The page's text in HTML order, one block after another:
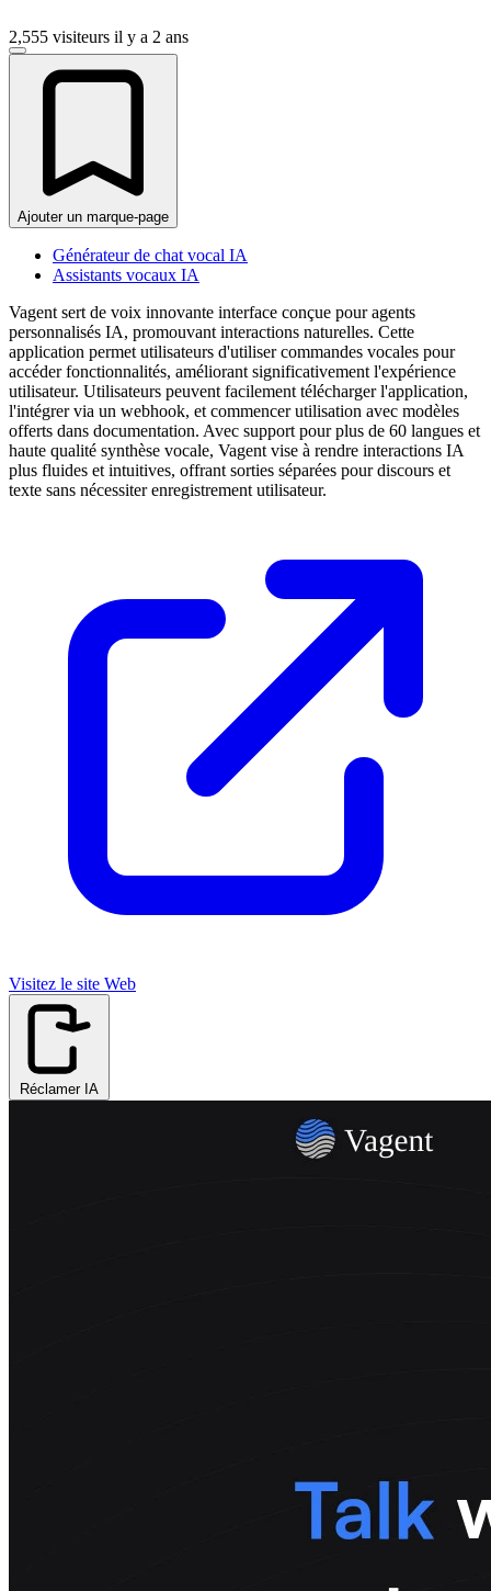
2,555 visiteurs il y a 2 ans
Ajouter un marque-page
Générateur de chat vocal IA
Assistants vocaux IA
Vagent sert de voix innovante interface conçue pour agents
personnalisés IA, promouvant interactions naturelles. Cette
application permet utilisateurs d'utiliser commandes vocales pour
accéder fonctionnalités, améliorant significativement l'expérience
utilisateur. Utilisateurs peuvent facilement télécharger l'application,
l'intégrer via un webhook, et commencer utilisation avec modèles
offerts dans documentation. Avec support pour plus de 60 langues et
haute qualité synthèse vocale, Vagent vise à rendre interactions IA
plus fluides et intuitives, offrant sorties séparées pour discours et
texte sans nécessiter enregistrement utilisateur.
Visitez le site Web
Réclamer IA